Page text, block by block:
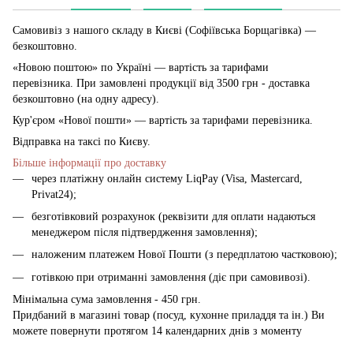
Самовивіз з нашого складу в Києві (Софіївська Борщагівка) —
безкоштовно.
«Новою поштою» по Україні — вартість за тарифами
перевізника. При замовлені продукції від 3500 грн - доставка
безкоштовно (на одну адресу).
Кур'єром «Нової пошти» — вартість за тарифами перевізника.
Відправка на таксі по Києву.
Більше інформації про доставку
через платіжну онлайн систему LiqPay (Visa, Mastercard,
Privat24);
безготівковий розрахунок (реквізити для оплати надаються
менеджером після підтвердження замовлення);
наложеним платежем Нової Пошти (з передплатою частковою);
готівкою при отриманні замовлення (діє при самовивозі).
Мінімальна сума замовлення - 450 грн.
Придбаний в магазині товар (посуд, кухонне приладдя та ін.) Ви
можете повернути протягом 14 календарних днів з моменту